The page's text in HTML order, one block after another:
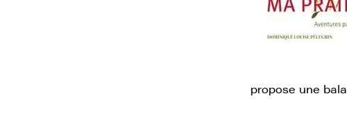
propose une